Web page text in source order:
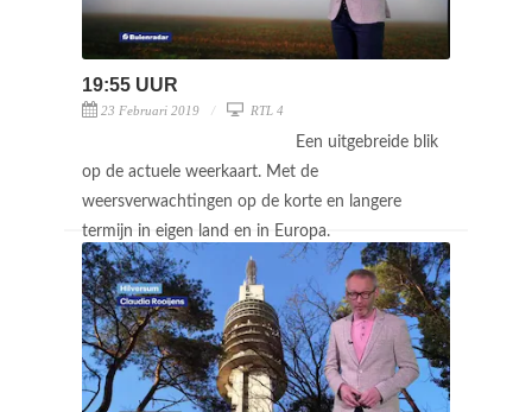
19:55 UUR
23 Februari 2019 RTL 4
Een uitgebreide blik
op de actuele weerkaart. Met de
weersverwachtingen op de korte en langere
termijn in eigen land en in Europa.